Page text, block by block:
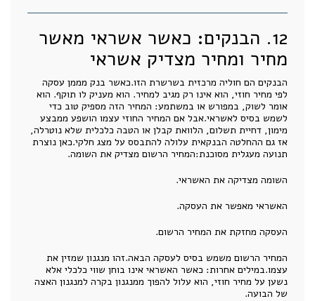
12. הבנקים: כאשר אשראי מאשר
מחיר ומחיר מצדיק אשראי
הבנקים הם חוליה מרכזית בשרשרת הזו.כאשר בנק מממן עסקה
לפי מחיר חוזי, הוא אינו רק מגיב למחיר. הוא מעניק לו תוקף. הוא
אומר לשוק, במפורש או במשתמע: המחיר הזה מספיק טוב כדי
לשמש בסיס לאשראי.אבל אם המחיר החוזי עצמו הושפע ממבצע
מימון, דחיית תשלום, הלוואת קבלן או הטבה כלכלית שלא נוטרלה,
אז גם ההחלטה הבנקאית עלולה להתבסס על מצג חלקי.כאן נוצרת
תנועה מעגלית מסוכנת:המחיר הרשום מצדיק את השומה.
השומה מצדיקה את האשראי.
האשראי מאפשר את העסקה.
העסקה מחזקת את המחיר הרשום.
המחיר הרשום משמש בסיס לעסקה הבאה.זהו מנגנון שמזין את
עצמו.במילים אחרות: כאשר האשראי אינו בוחן שווי כלכלי אלא
נשען על מחיר חוזי, הוא עלול להפוך ממנגנון בקרה למנגנון האצה
של הבועה.